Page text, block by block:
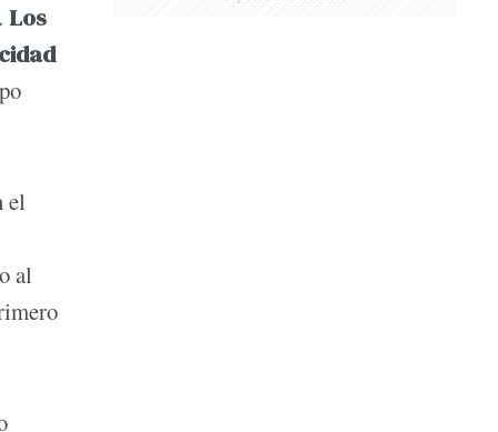
Los
el
al